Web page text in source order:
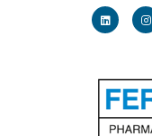
Link for